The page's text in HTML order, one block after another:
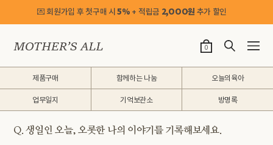
💌 회원가입 후 첫구매 시5% + 적립금 2,OOO원 추가 할인
0
제품구매 함께하는 나눔 오늘의육아
업무일지 기억보관소 방명록
Q. 생일인 오늘, 오롯한 나의 이야기를 기록해보세요.